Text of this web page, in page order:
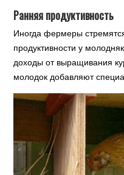
Ранняя продуктивность
Иногда фермеры
продуктивности у
доходы от выращивания
молодок добавляют